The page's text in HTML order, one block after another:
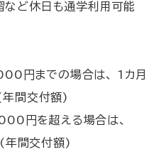
など休日も通学利用可能
円までの場合は、 1カ月
間交付額)
円を超える場合は、
間交付額)